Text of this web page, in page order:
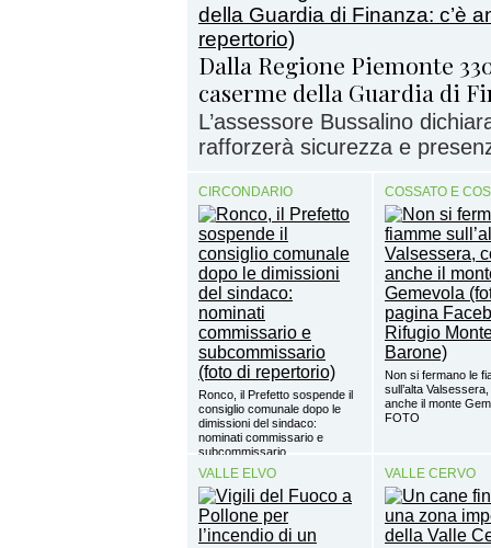
Dalla Regione Piemonte
caserme della Guardia di
L’assessore Bussalino
rafforzerà sicurezza e
CIRCONDARIO
Ronco, il Prefetto sospende il
consiglio comunale dopo le
dimissioni del sindaco:
nominati commissario e
subcommissario
COSSATO E
Non si fermano le
sull’alta
anche il monte
FOTO
VALLE ELVO VALLE CERVO